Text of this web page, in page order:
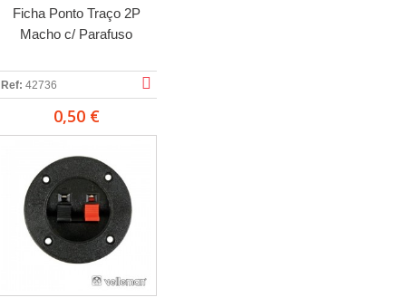
Ficha Ponto Traço 2P
Macho c/ Parafuso
Ref: 42736
0,50 €